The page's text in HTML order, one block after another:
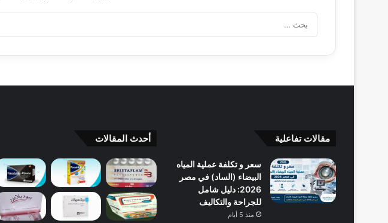
مقالات تفاعلية
سعر و تكلفة عملية المياه
البيضاء (الساد) في مصر
2026: دليل شامل
للجراحة والتكاليف
منذ 5 أيام
أحدث المقالات